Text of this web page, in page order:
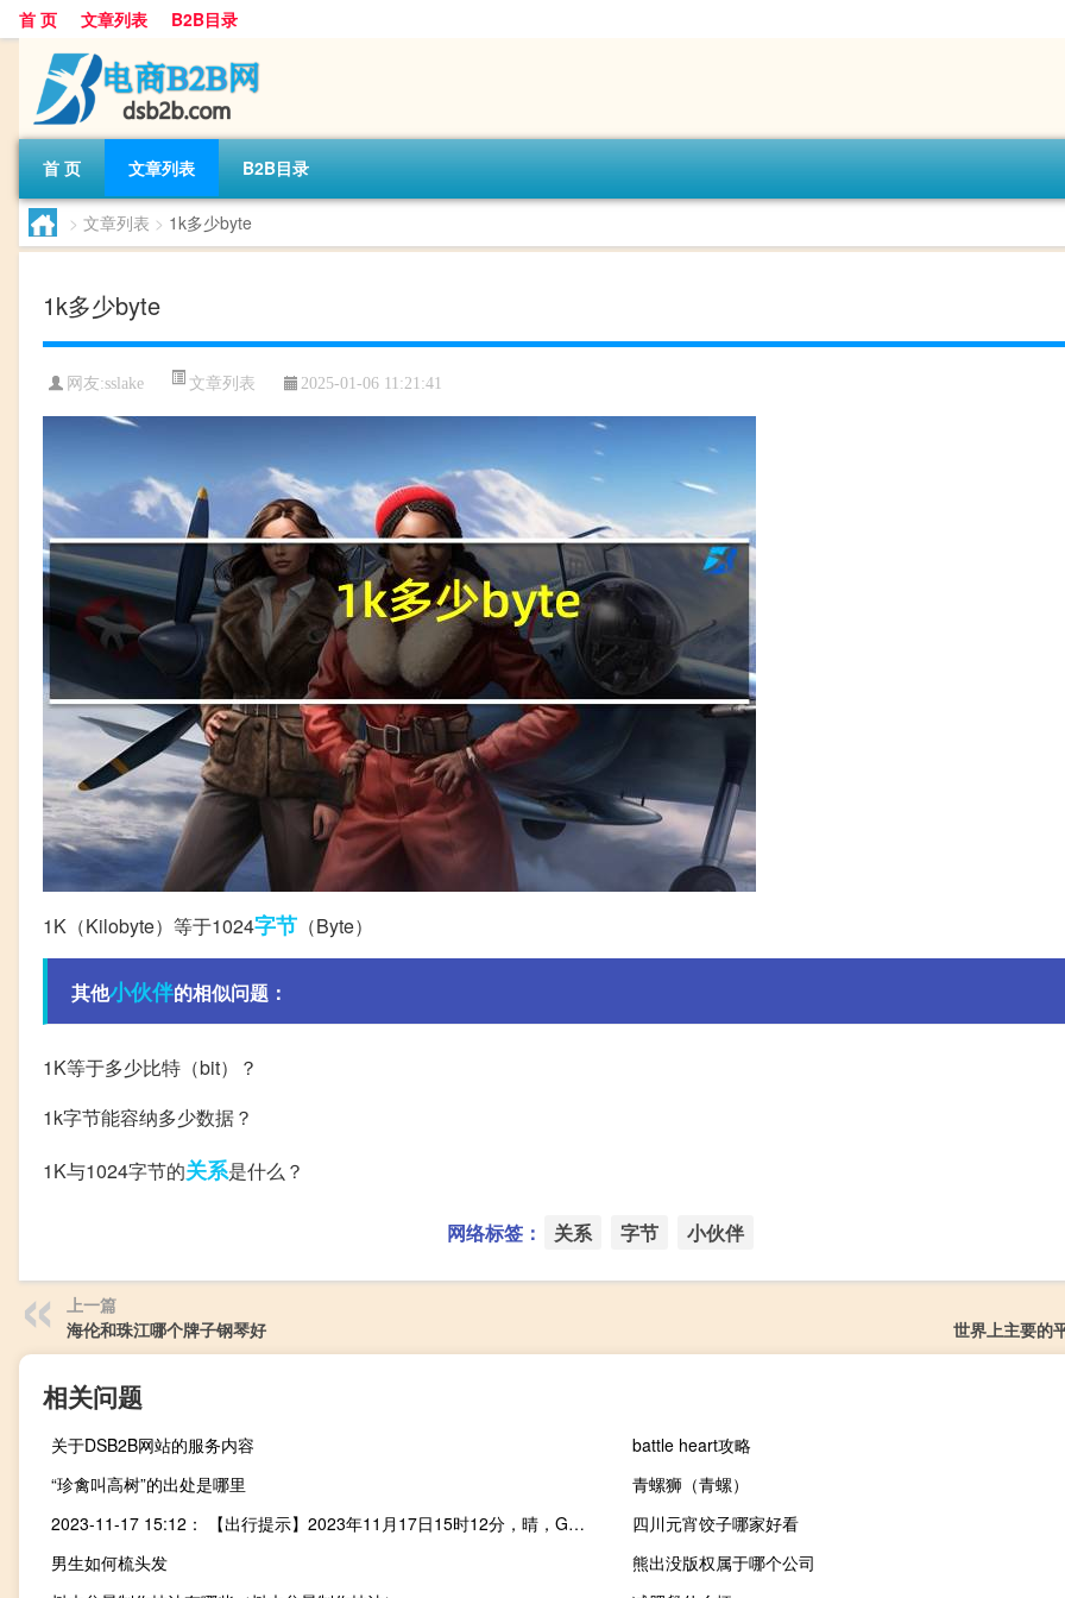
首 页 文章列表 B2B目录
首 页 文章列表 B2B目录
> 文章列表 > 1k多少byte
1k多少byte
网友:sslake 文章列表 2025-01-06 11:21:41
1K（Kilobyte）等于1024字节 （Byte）
其他小伙伴的相似问题：
1K等于多少比特（bit）？
1k字节能容纳多少数据？
1K与1024字节的关系是什么？
网络标签： 关系 字节 小伙伴
上一篇
海伦和珠江哪个牌子钢琴好
世界上主要的
相关问题
关于DSB2B网站的服务内容
battle heart攻略
“珍禽叫高树”的出处是哪里
青螺狮（青螺）
2023-11-17 15:12： 【出行提示】2023年11月17日15时12分，晴，G4202成都绕城高速西段路况信息：1、外环北新、外环成灌、外环永宁车流量大。2、其余路段通行正常，各站及服务区井然有序。 ​​​
四川元宵饺子哪家好看
男生如何梳头发
熊出没版权属于哪个公司